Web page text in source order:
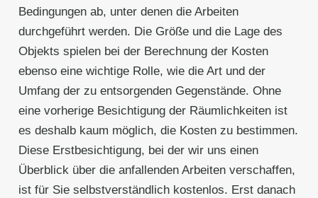
Bedingungen ab, unter denen die Arbeiten
durchgeführt werden. Die Größe und die Lage des
Objekts spielen bei der Berechnung der Kosten
ebenso eine wichtige Rolle, wie die Art und der
Umfang der zu entsorgenden Gegenstände. Ohne
eine vorherige Besichtigung der Räumlichkeiten ist
es deshalb kaum möglich, die Kosten zu bestimmen.
Diese Erstbesichtigung, bei der wir uns einen
Überblick über die anfallenden Arbeiten verschaffen,
ist für Sie selbstverständlich kostenlos. Erst danach